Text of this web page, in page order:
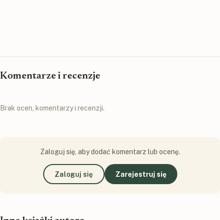
Komentarze i recenzje
Brak ocen, komentarzy i recenzji.
Zaloguj się, aby dodać komentarz lub ocenę.
Zaloguj się Zarejestruj się